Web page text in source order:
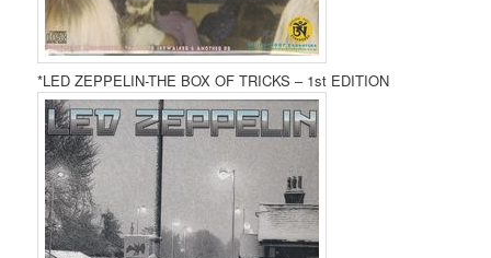
*LED ZEPPELIN-THE BOX OF TRICKS – 1st EDITION